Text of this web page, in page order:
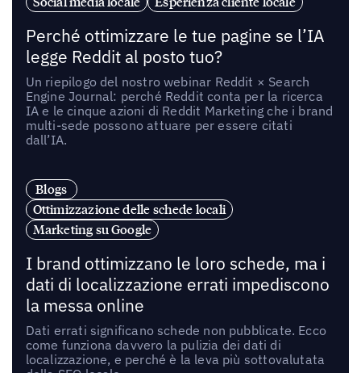
Perché ottimizzare le tue pagine se l’IA
legge Reddit al posto tuo?
Un riepilogo del nostro webinar Reddit × Search
Engine Journal: perché Reddit conta per la ricerca
IA e le cinque azioni di Reddit Marketing che i brand
multi-sede possono attuare per essere citati
dall’IA.
Blogs
Ottimizzazione delle schede locali
Marketing su Google
I brand ottimizzano le loro schede, ma i
dati di localizzazione errati impediscono
la messa online
Dati errati significano schede non pubblicate. Ecco
come funziona davvero la pulizia dei dati di
localizzazione, e perché è la leva più sottovalutata